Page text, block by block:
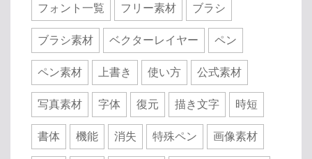
フォント一覧 フリー素材 ブラシ
ブラシ素材 ベクターレイヤー ペン
ペン素材 上書き 使い方 公式素材
写真素材 字体 復元 描き文字 時短
書体 機能 消失 特殊ペン 画像素材